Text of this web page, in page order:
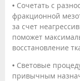
• Сочетать с
фракционной
за счет
поможет
восстановление
• Световые
привычным